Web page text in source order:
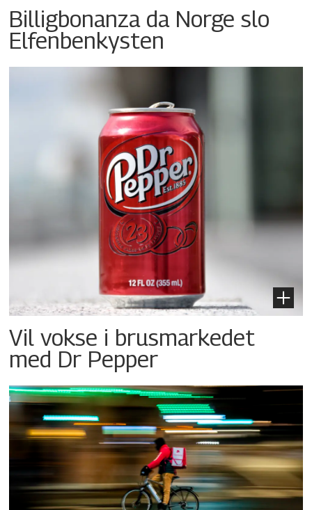
Billigbonanza da Norge slo
Elfenbenkysten
Vil vokse i brusmarkedet
med Dr Pepper